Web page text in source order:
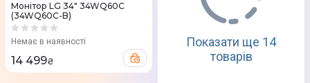
Монітор LG 34" 34WQ60C
(34WQ60C-B)
Немає в наявності
14 499₴
Показати ще 14
товарів